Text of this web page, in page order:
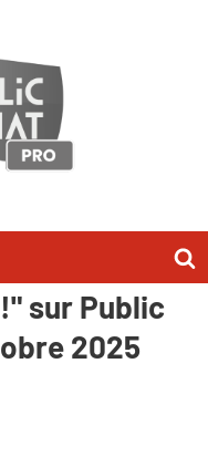
dans
sur Public
2025